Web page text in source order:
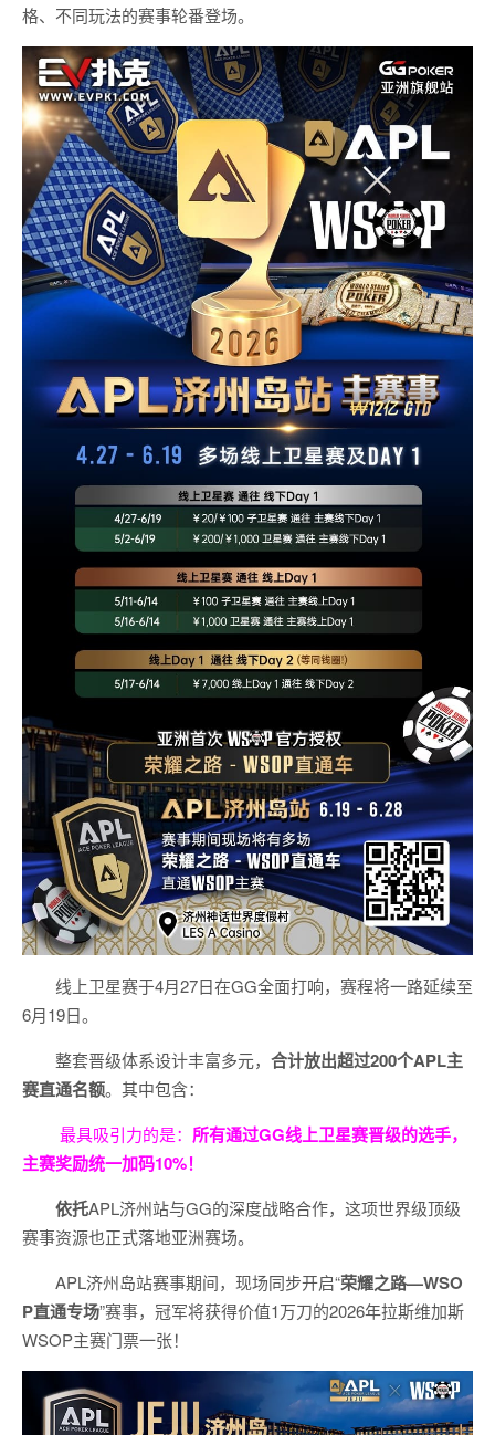
格、不同玩法的赛事轮番登场。
线上卫星赛于4月27日在GG全面打响，赛程将一路延续至
6月19日。
整套晋级体系设计丰富多元， 合计放出超过200个APL主
赛直通名额。其中包含：
最具吸引力的是： 所有通过GG线上卫星赛晋级的选手，
主赛奖励统一加码10%！
依托APL济州站与GG的深度战略合作，这项世界级顶级
赛事资源也正式落地亚洲赛场。
APL济州岛站赛事期间，现场同步开启“荣耀之路—WSO
P直通专场”赛事，冠军将获得价值1万刀的2026年拉斯维加斯
WSOP主赛门票一张！